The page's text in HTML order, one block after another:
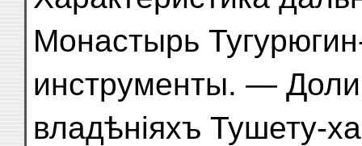
Монастырь
инструменты. —
владѣніяхъ Тушету-